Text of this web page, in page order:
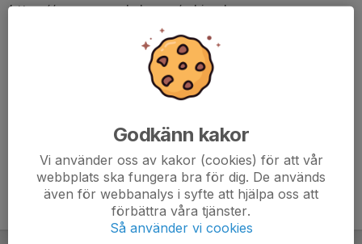
https://www.svenskalag.se/mkjamke
Man kan lättast se om någon har bokat sig som banvärd
genom att klicka på den externa länken.
mk.jamke.nu/banvardskoll/
Godkänn kakor
Vi använder oss av kakor (cookies) för att vår
webbplats ska fungera bra för dig. De används
även för webbanalys i syfte att hjälpa oss att
förbättra våra tjänster.
Så använder vi cookies